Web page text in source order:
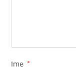
Ime *